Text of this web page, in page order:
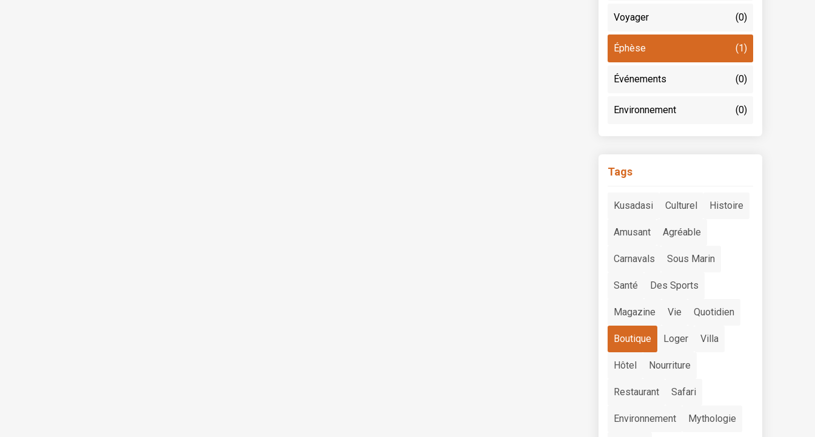
Voyager (0)
Éphèse (1)
Événements (0)
Environnement (0)
Tags
Kusadasi Culturel Histoire
Amusant Agréable
Carnavals Sous Marin
Santé Des Sports
Magazine Vie Quotidien
Boutique Loger Villa
Hôtel Nourriture
Restaurant Safari
Environnement Mythologie